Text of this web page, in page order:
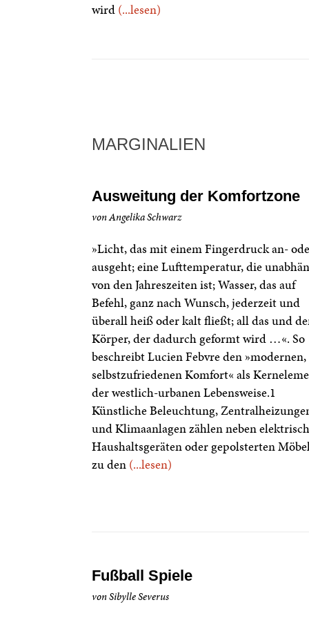
wird (...lesen)
MARGINALIEN
Ausweitung der Komfortzone
von Angelika Schwarz
»Licht, das mit einem Fingerdruck an-
ausgeht; eine Lufttemperatur, die
von den Jahreszeiten ist; Wasser, das auf
Befehl, ganz nach Wunsch, jederzeit und
überall heiß oder kalt fließt; all das und
Körper, der dadurch geformt wird …«. So
beschreibt Lucien Febvre den »modernen,
selbstzufriedenen Komfort« als
der westlich-urbanen Lebensweise.1
Künstliche Beleuchtung,
und Klimaanlagen zählen neben
Haushaltsgeräten oder gepolsterten
zu den (...lesen)
Fußball Spiele
von Sibylle Severus